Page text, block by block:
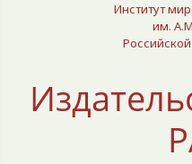
Институт
им.